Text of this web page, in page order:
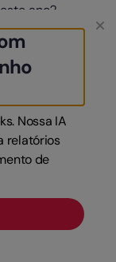
ano?
a ser
alertas de
, evitando
do ciclo.
as
em
o todo:
Nossa IA
relatórios
de